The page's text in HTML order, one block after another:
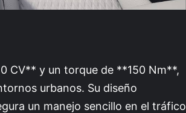
CV** y un torque de **150 Nm**,
urbanos. Su diseño
un manejo sencillo en el tráfico